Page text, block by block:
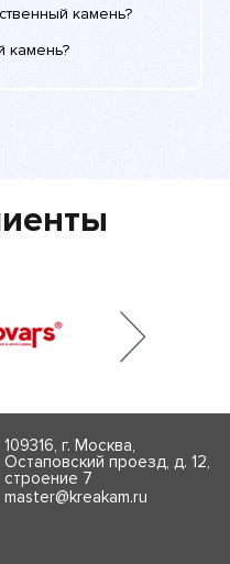
камень?
камень?
109316, г. Москва,
Остаповский проезд, д. 12,
строение 7
master@kreakam.ru